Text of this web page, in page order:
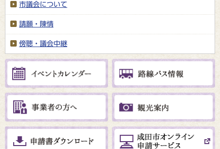
市議会について
請願・陳情
傍聴・議会中継